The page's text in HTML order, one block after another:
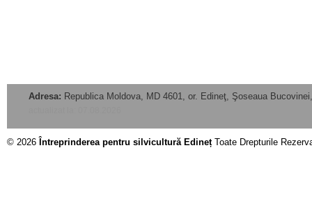
Adresa: Republica Moldova, MD 4601, or. Edineţ, Şoseaua
© 2026 Întreprinderea pentru silvicultură EdinețToate Drepturile